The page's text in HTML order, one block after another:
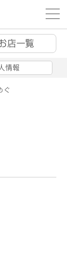
店一覧
情報
ぐ